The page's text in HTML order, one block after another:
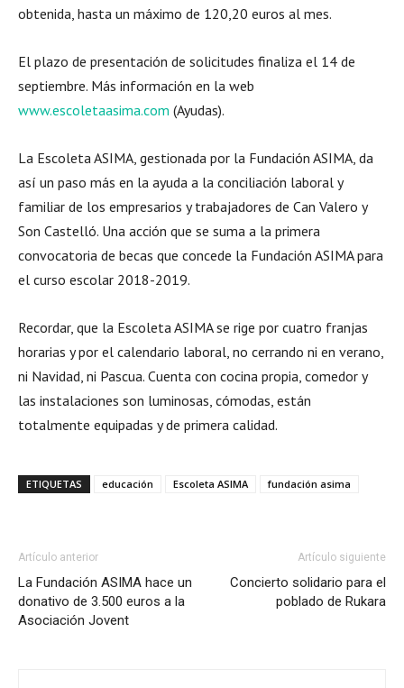
obtenida, hasta un máximo de 120,20 euros al mes.
El plazo de presentación de solicitudes finaliza el 14 de
septiembre. Más información en la web
www.escoletaasima.com (Ayudas).
La Escoleta ASIMA, gestionada por la Fundación ASIMA, da
así un paso más en la ayuda a la conciliación laboral y
familiar de los empresarios y trabajadores de Can Valero y
Son Castelló. Una acción que se suma a la primera
convocatoria de becas que concede la Fundación ASIMA para
el curso escolar 2018-2019.
Recordar, que la Escoleta ASIMA se rige por cuatro franjas
horarias y por el calendario laboral, no cerrando ni en verano,
ni Navidad, ni Pascua. Cuenta con cocina propia, comedor y
las instalaciones son luminosas, cómodas, están
totalmente equipadas y de primera calidad.
ETIQUETAS educación Escoleta ASIMA fundación asima
Artículo anterior
La Fundación ASIMA hace un
donativo de 3.500 euros a la
Asociación Jovent
Artículo siguiente
Concierto solidario para el
poblado de Rukara